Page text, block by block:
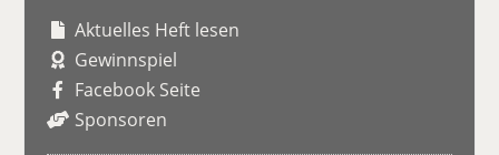
Aktuelles Heft lesen
Gewinnspiel
Facebook Seite
Sponsoren